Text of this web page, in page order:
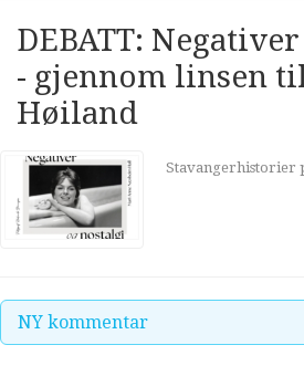
DEBATT:
- gjennom linsen
Høiland
Stavangerhistorier
NY kommentar